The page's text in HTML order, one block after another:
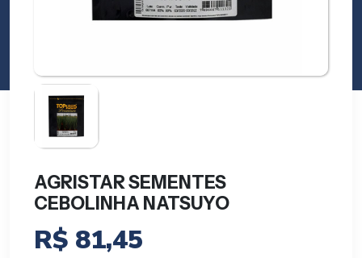
AGRISTAR SEMENTES
CEBOLINHA NATSUYO
R$ 81,45